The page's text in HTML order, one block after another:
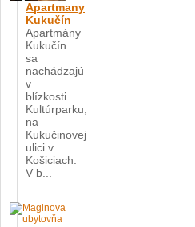
Apartmany
Kukučín
Apartmány
Kukučín
sa
nachádzajú
v
blízkosti
Kultúrparku,
na
Kukučinovej
ulici v
Košiciach.
V b...